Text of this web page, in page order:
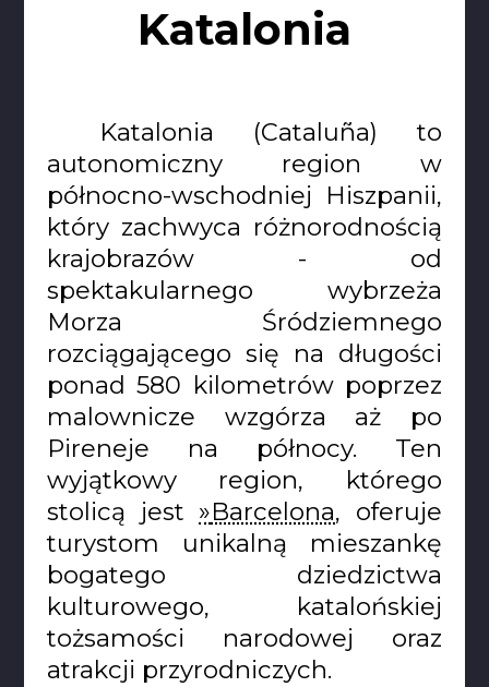
Katalonia
Katalonia (Cataluña) to
autonomiczny region w
północno-wschodniej Hiszpanii,
który zachwyca różnorodnością
krajobrazów - od
spektakularnego wybrzeża
Morza Śródziemnego
rozciągającego się na długości
ponad 580 kilometrów poprzez
malownicze wzgórza aż po
Pireneje na północy. Ten
wyjątkowy region, którego
stolicą jest
Barcelona, oferuje
turystom unikalną mieszankę
bogatego dziedzictwa
kulturowego, katalońskiej
tożsamości narodowej oraz
atrakcji przyrodniczych.